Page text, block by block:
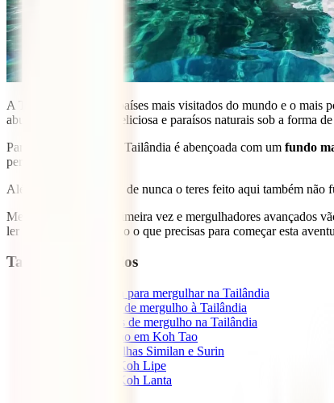
A Tailândia é um dos países mais visitados do mundo e o mais
abundância, cozinha deliciosa e paraísos naturais sob a forma de
Para além disso, mas a Tailândia é abençoada com um fundo
perder.
Além disso, a desculpa de nunca o teres feito aqui também não
Mergulhadores pela primeira vez e mergulhadores avançados
ler este artigo, terás tudo o que precisas para começar esta
Tabla de contenidos
A melhor altura para mergulhar na Tailândia
Viagem segura de mergulho à Tailândia
Melhores locais de mergulho na Tailândia
Mergulho em Koh Tao
Mergulho nas Ilhas Similan e Surin
Mergulho em Koh Lipe
Mergulho em Koh Lanta